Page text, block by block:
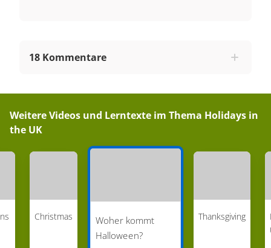
18 Kommentare
Weitere Videos und Lerntexte im Thema Holidays in
the UK
Christmas Woher kommt
Halloween?
Thanksgiving